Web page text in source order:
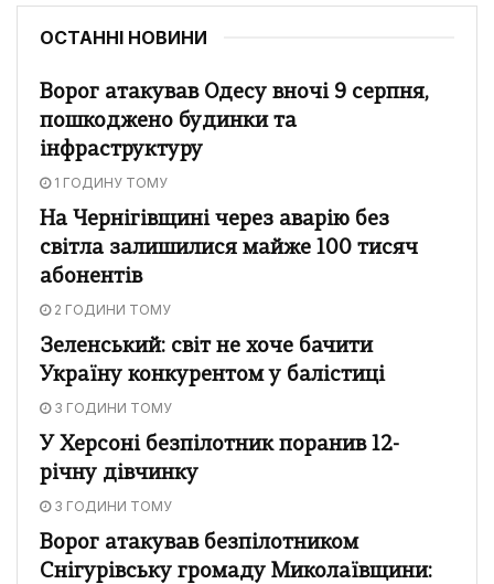
ОСТАННІ НОВИНИ
Ворог атакував Одесу вночі 9 серпня,
пошкоджено будинки та
інфраструктуру
1 ГОДИНУ ТОМУ
На Чернігівщині через аварію без
світла залишилися майже 100 тисяч
абонентів
2 ГОДИНИ ТОМУ
Зеленський: світ не хоче бачити
Україну конкурентом у балістиці
3 ГОДИНИ ТОМУ
У Херсоні безпілотник поранив 12-
річну дівчинку
3 ГОДИНИ ТОМУ
Ворог атакував безпілотником
Снігурівську громаду Миколаївщини: